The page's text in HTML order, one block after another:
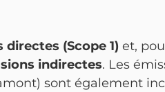
directes (Scope 1) et,
indirectes. Les
sont également